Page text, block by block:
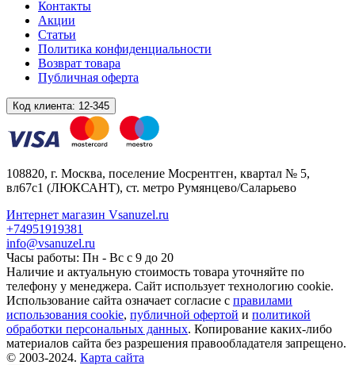
Контакты
Акции
Статьи
Политика конфиденциальности
Возврат товара
Публичная оферта
Код клиента: 12-345
108820, г. Москва, поселение Мосрентген, квартал № 5,
вл67с1 (ЛЮКСАНТ), ст. метро Румянцево/Саларьево
Интернет магазин Vsanuzel.ru
+74951919381
info@vsanuzel.ru
Часы работы: Пн - Вс с 9 до 20
Наличие и актуальную стоимость товара уточняйте по
телефону у менеджера. Сайт использует технологию cookie.
Использование сайта означает согласие с правилами
использования cookie, публичной офертой и политикой
обработки персональных данных. Копирование каких-либо
материалов сайта без разрешения правообладателя запрещено.
© 2003-2024. Карта сайта